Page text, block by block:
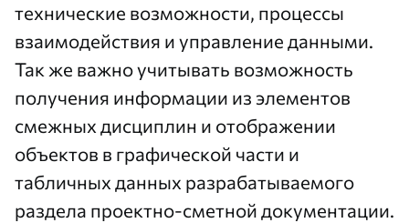
технические возможности, процессы
взаимодействия и управление данными.
Так же важно учитывать возможность
получения информации из элементов
смежных дисциплин и отображении
объектов в графической части и
табличных данных разрабатываемого
раздела проектно-сметной документации.